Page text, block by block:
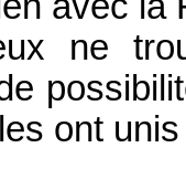
ne
ont